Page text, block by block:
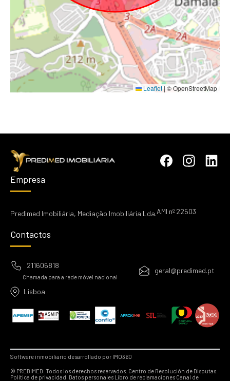
Leaflet| © OpenStreetMap
Empresa
Predimed Imobiliária, Mediação Imobiliária Lda.AMI nº 22503
Contactos
211606818
Chamada para a rede móvel nacional
geral@predimed.pt
Lisboa
Software inmobiliario desarrollado por IMO360
© PREDIMED. Todos los derechos reservados. Centro de Resolución de Disputas.
Política de privacidad. Datos personalesLibro de reclamaciones Canal de